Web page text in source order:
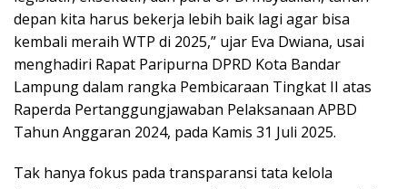
depan kita harus bekerja lebih baik lagi agar bisa
kembali meraih WTP di 2025,” ujar Eva Dwiana, usai
menghadiri Rapat Paripurna DPRD Kota Bandar
Lampung dalam rangka Pembicaraan Tingkat II atas
Raperda Pertanggungjawaban Pelaksanaan APBD
Tahun Anggaran 2024, pada Kamis 31 Juli 2025.
Tak hanya fokus pada transparansi tata kelola